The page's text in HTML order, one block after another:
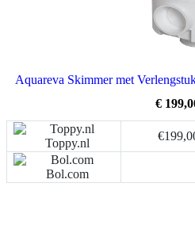
Aquareva Skimmer met
€
Toppy.nl
Bol.com